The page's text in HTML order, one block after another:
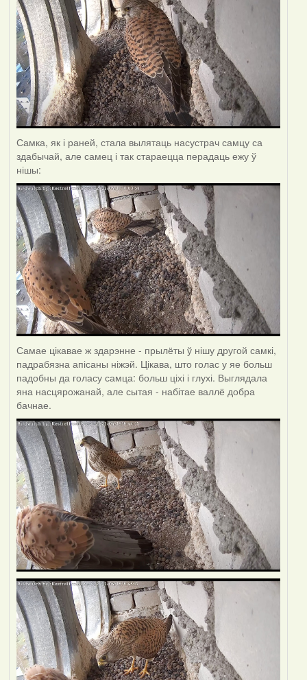
Самка, як і раней, стала вылятаць насустрач самцу са
здабычай, але самец і так стараецца перадаць ежу ў
нішы:
Самае цікавае ж здарэнне - прылёты ў нішу другой самкі,
падрабязна апісаны ніжэй. Цікава, што голас у яе больш
падобны да голасу самца: больш ціхі і глухі. Выглядала
яна насцярожанай, але сытая - набітае валлё добра
бачнае.